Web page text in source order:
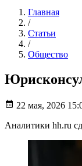
Главная
/
Статьи
/
Общество
22 мая, 2026
Аналитики hh.ru